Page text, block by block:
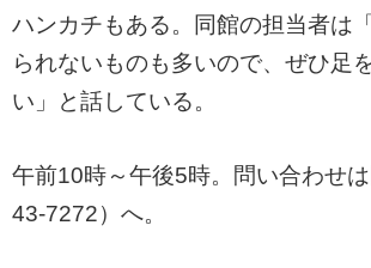
ハンカチもある。同館の担当者は
られないものも多いので、ぜひ足
い」と話している。
午前10時～午後5時。問い合わせ
43-7272）へ。